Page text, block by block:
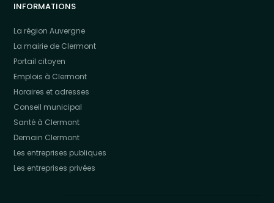
INFORMATIONS
La région Auvergne
La mairie de Clermont
Portail citoyen
Emplois à Clermont
Horaires et adresses
Conseil municipal
Santé à Clermont
Demain Clermont
Les entreprises publiques
Les entreprises privées